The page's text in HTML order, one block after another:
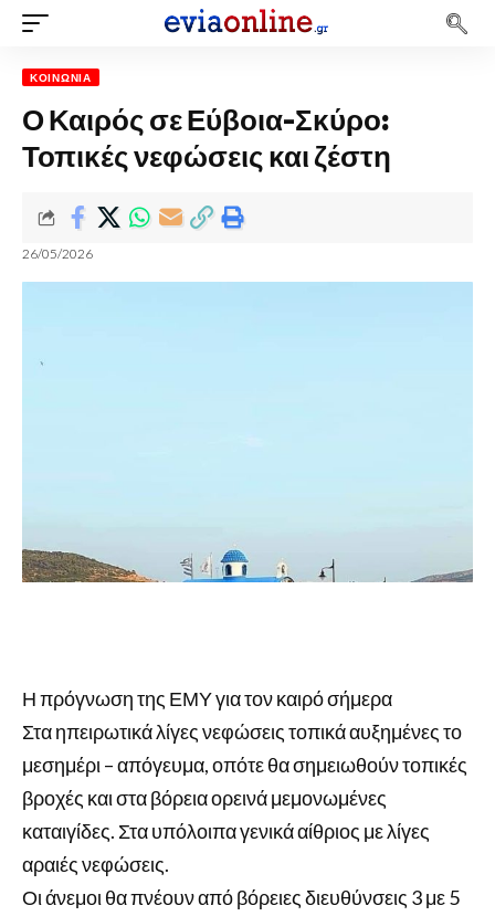
ΚΟΙΝΩΝΊΑ
Ο Καιρός σε Εύβοια-Σκύρο:
Τοπικές νεφώσεις και ζέστη
26/05/2026
Η πρόγνωση της ΕΜΥ για τον καιρό σήμερα
Στα ηπειρωτικά λίγες νεφώσεις τοπικά αυξημένες το
μεσημέρι – απόγευμα, οπότε θα σημειωθούν τοπικές
βροχές και στα βόρεια ορεινά μεμονωμένες
καταιγίδες. Στα υπόλοιπα γενικά αίθριος με λίγες
αραιές νεφώσεις.
Οι άνεμοι θα πνέουν από βόρειες διευθύνσεις 3 με 5